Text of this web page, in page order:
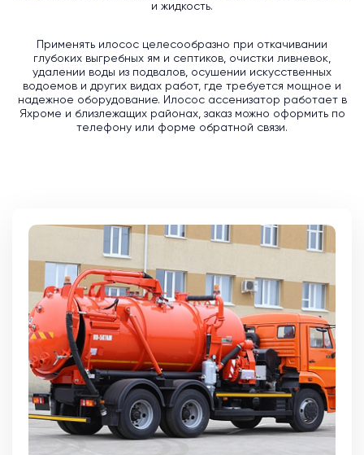
и жидкость.
Применять илосос целесообразно при откачивании
глубоких выгребных ям и септиков, очистки ливневок,
удалении воды из подвалов, осушении искусственных
водоемов и других видах работ, где требуется мощное и
надежное оборудование. Илосос ассенизатор работает в
Яхроме и близлежащих районах, заказ можно оформить по
телефону или форме обратной связи.